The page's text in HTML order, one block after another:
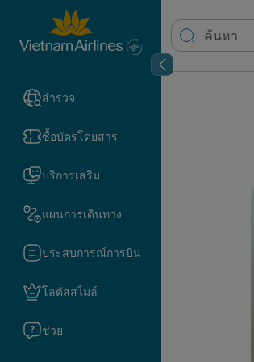
สำรวจ
ซื้อบัตรโดยสาร
บริการเสริม
แผนการเดินทาง
ประสบการณ์การบิน
โลตัสสไมล์
ช่วย